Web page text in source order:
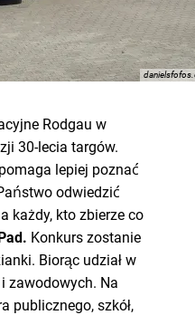
Rodgau w
30-lecia targów.
lepiej poznać
odwiedzić
a każdy, kto zbierze co
Konkurs zostanie
Biorąc udział w
zawodowych. Na
publicznego, szkół,